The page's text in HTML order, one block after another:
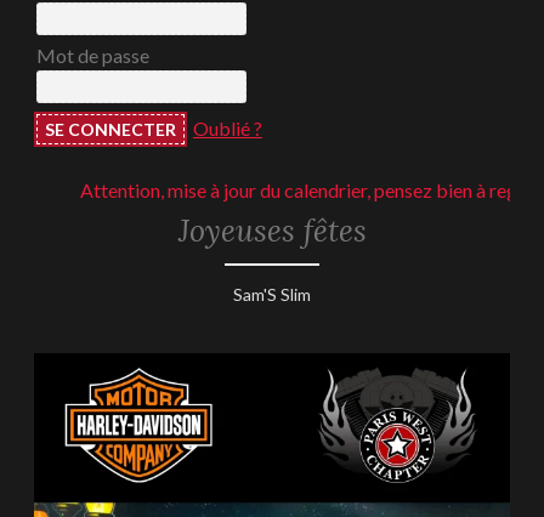
Mot de passe
Oublié ?
Attention, mise à jour du calendrier, pensez bien à regarder
Joyeuses fêtes
21
Sam'S Slim